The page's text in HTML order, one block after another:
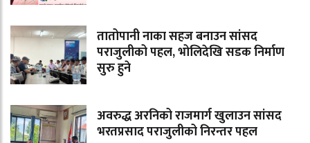
तातोपानी नाका सहज बनाउन सांसद
पराजुलीको पहल, भोलिदेखि सडक निर्माण
सुरु हुने
अवरुद्ध अरनिको राजमार्ग खुलाउन सांसद
भरतप्रसाद पराजुलीको निरन्तर पहल